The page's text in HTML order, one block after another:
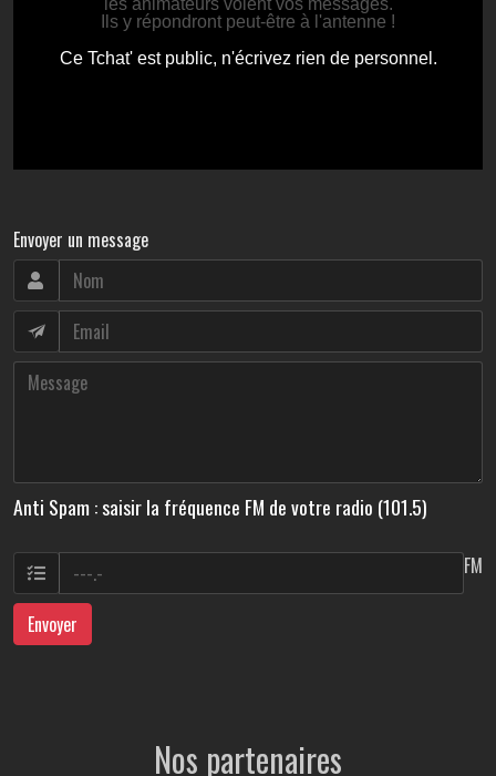
Envoyer un message
Anti Spam : saisir la fréquence FM de votre radio (101.5)
FM
Envoyer
Nos partenaires